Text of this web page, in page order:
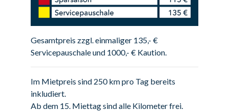
Gesamtpreis zzgl. einmaliger 135,- €
Servicepauschale und 1000,- € Kaution.
Im Mietpreis sind 250 km pro Tag bereits
inkludiert.
Ab dem 15. Miettag sind alle Kilometer frei.